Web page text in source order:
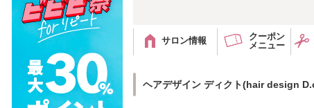
サロン情報
クーポン
メニュー
ヘアデザイン ディクト(hair design